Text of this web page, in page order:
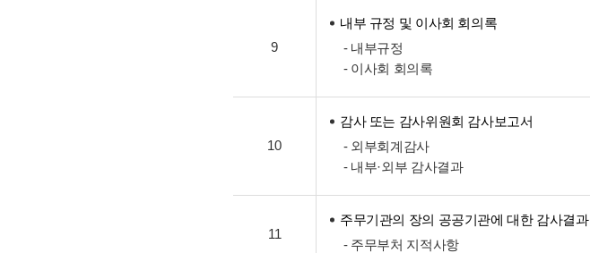
9
내부 규정 및 이사회 회의록
- 내부규정
- 이사회 회의록
10
감사 또는 감사위원회 감사보고서
- 외부회계감사
- 내부·외부 감사결과
11
주무기관의 장의 공공기관에 대한 감사결과
- 주무부처 지적사항